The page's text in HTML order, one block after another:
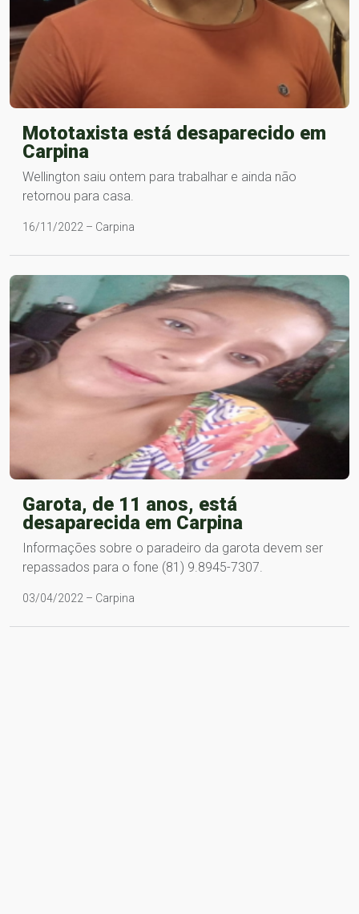
Mototaxista está desaparecido em
Carpina
Wellington saiu ontem para trabalhar e ainda não
retornou para casa.
16/11/2022 – Carpina
Garota, de 11 anos, está
desaparecida em Carpina
Informações sobre o paradeiro da garota devem ser
repassados para o fone (81) 9.8945-7307.
03/04/2022 – Carpina